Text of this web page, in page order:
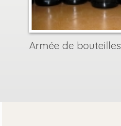
Armée de bouteilles